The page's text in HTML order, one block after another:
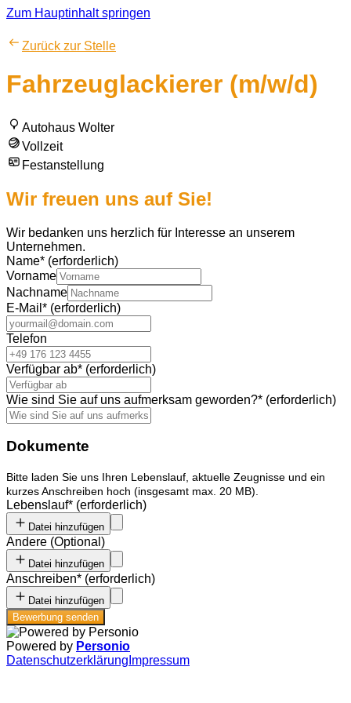
Zum Hauptinhalt springen
Zurück zur Stelle
Fahrzeuglackierer (m/w/d)
Autohaus Wolter
Vollzeit
Festanstellung
Wir freuen uns auf Sie!
Wir bedanken uns herzlich für Interesse an unserem
Unternehmen.
Name* (erforderlich)
Vorname
Nachname
E-Mail * (erforderlich)
Telefon
Verfügbar ab* (erforderlich)
Wie sind Sie auf uns aufmerksam geworden?* (erforderlich)
Dokumente
Bitte laden Sie uns Ihren Lebenslauf, aktuelle Zeugnisse und ein
kurzes Anschreiben hoch (insgesamt max. 20 MB).
Lebenslauf* (erforderlich)
Datei hinzufügen
Andere (Optional )
Datei hinzufügen
Anschreiben* (erforderlich)
Datei hinzufügen
Bewerbung senden
Powered by Personio
Datenschutzerklärung Impressum